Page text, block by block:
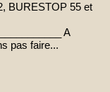
BURESTOP 55 et
A
pas faire...